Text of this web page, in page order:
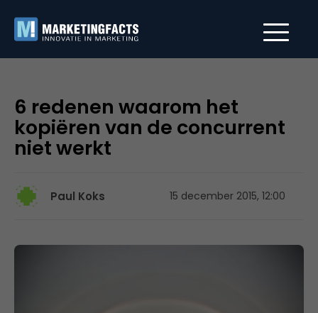
6 redenen waarom het
kopiëren van de concurrent
niet werkt
Paul Koks 15 december 2015, 12:00